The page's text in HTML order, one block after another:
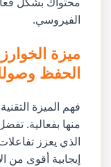
الفيروسي.
ميزة
الحفظ
فهم الميزة
الذي يعزز
إيجابية أقوى من